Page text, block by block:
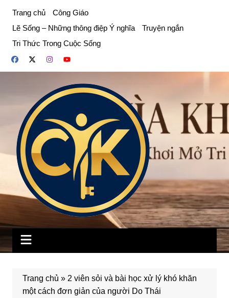
phần
dung
Trang chủ
Công Giáo
Lẽ Sống – Những thông điệp Ý nghĩa
Truyện ngắn
Tri Thức Trong Cuộc Sống
Trang chủ » 2 viên sỏi và bài học xử lý khó khăn
một cách đơn giản của người Do Thái